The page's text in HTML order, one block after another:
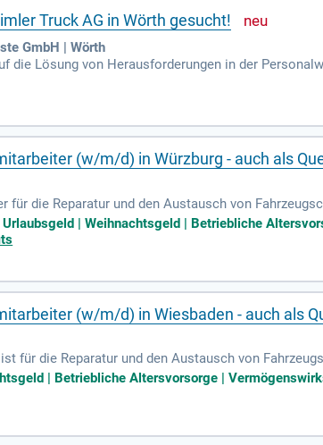
Truck AG in Wörth gesucht!
GmbH | Wörth
die Lösung von Herausforderungen in der
Kunden und Partnern. Mit umfassendemKnow-how
Sie durch den gesamten Bewerbungsprozess,
sind wir Ihr Chancengeber für eine
(w/m/d) in Würzburg - auch als
die Reparatur und den Austausch von
Qualität und Zuverlässigkeit. Unser zentrales
engagiertes Team unbefristet in Vollzeit zu
und Kundenservice vereint!
| Weihnachtsgeld | Betriebliche
(w/m/d) in Wiesbaden - auch als
für die Reparatur und den Austausch von
wir Sicherheit und Qualität. Unsere Mobilen
im Customer Contact Center in Bonn legen wir
– für beste Ergebnisse.
| Betriebliche Altersvorsorge |